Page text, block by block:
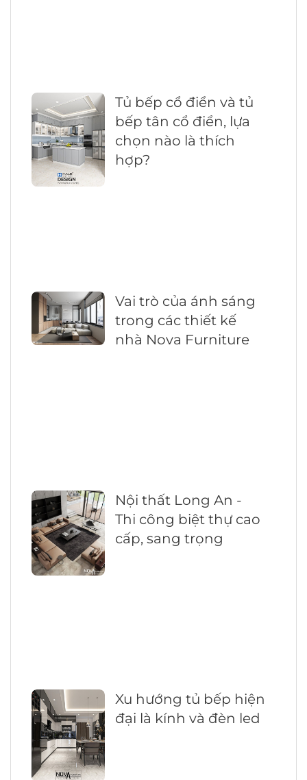
Tủ bếp cổ điển và tủ
bếp tân cổ điển, lựa
chọn nào là thích
hợp?
Vai trò của ánh sáng
trong các thiết kế
nhà Nova Furniture
Nội thất Long An -
Thi công biệt thự cao
cấp, sang trọng
Xu hướng tủ bếp hiện
đại là kính và đèn led